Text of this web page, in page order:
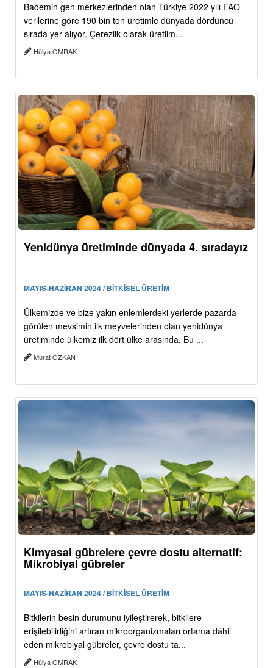
Bademin gen merkezlerinden olan Türkiye 2022 yılı FAO
verilerine göre 190 bin ton üretimle dünyada dördüncü
sırada yer alıyor. Çerezlik olarak üretilm...
Hülya OMRAK
Yenidünya üretiminde dünyada 4. sıradayız
MAYIS-HAZİRAN 2024 / BİTKİSEL ÜRETİM
Ülkemizde ve bize yakın enlemlerdeki yerlerde pazarda
görülen mevsimin ilk meyvelerinden olan yenidünya
üretiminde ülkemiz ilk dört ülke arasında. Bu ...
Murat ÖZKAN
Kimyasal gübrelere çevre dostu alternatif:
Mikrobiyal gübreler
MAYIS-HAZİRAN 2024 / BİTKİSEL ÜRETİM
Bitkilerin besin durumunu iyileştirerek, bitkilere
erişilebilirliğini artıran mikroorganizmaları ortama dâhil
eden mikrobiyal gübreler, çevre dostu ta...
Hülya OMRAK